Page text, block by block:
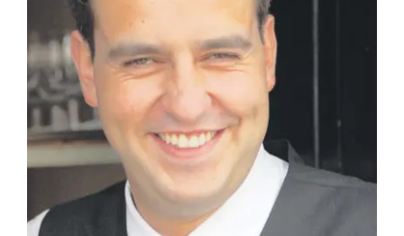
OVER MIJ
WORKSHOP
SCHRIJFHOEK
CONTACT